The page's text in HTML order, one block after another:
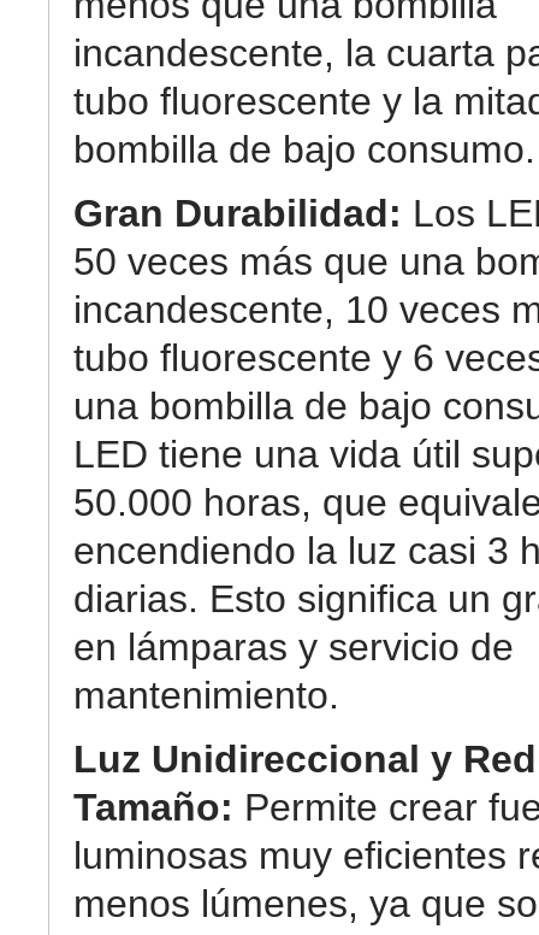
incandescente, la cuarta
tubo fluorescente y la
bombilla de bajo consumo.
Gran Durabilidad: Los
50 veces más que una
incandescente, 10 veces
tubo fluorescente y 6
una bombilla de bajo
LED tiene una vida útil
50.000 horas, que
encendiendo la luz casi 3
diarias. Esto significa un
en lámparas y servicio de
mantenimiento.
Luz Unidireccional y
Tamaño: Permite crear
luminosas muy eficientes
menos lúmenes, ya que